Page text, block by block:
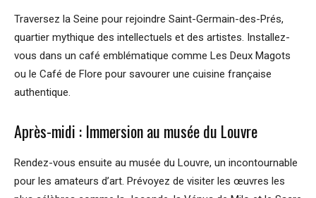
Traversez la Seine pour rejoindre Saint-Germain-des-Prés,
quartier mythique des intellectuels et des artistes. Installez-
vous dans un café emblématique comme Les Deux Magots
ou le Café de Flore pour savourer une cuisine française
authentique.
Après-midi : Immersion au musée du Louvre
Rendez-vous ensuite au musée du Louvre, un incontournable
pour les amateurs d’art. Prévoyez de visiter les œuvres les